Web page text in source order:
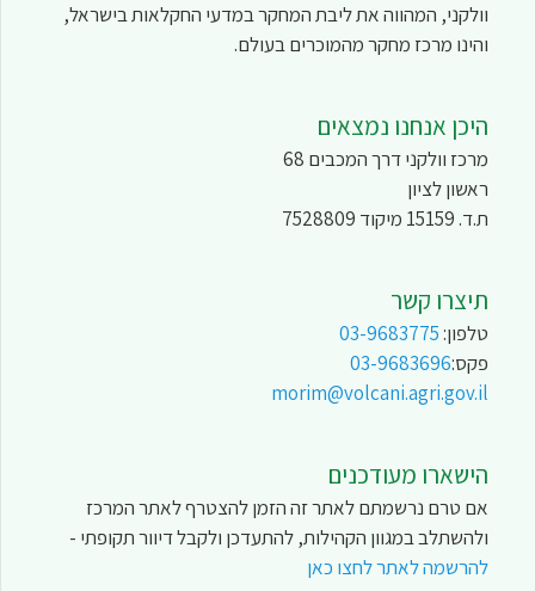
וולקני, המהווה את ליבת המחקר במדעי החקלאות בישראל,
והינו מרכז מחקר מהמוכרים בעולם.
היכן אנחנו נמצאים
מרכז וולקני דרך המכבים 68
ראשון לציון
ת.ד. 15159 מיקוד 7528809
תיצרו קשר
טלפון:03-9683775
פקס:03-9683696
morim@volcani.agri.gov.il
הישארו מעודכנים
אם טרם נרשמתם לאתר זה הזמן להצטרף לאתר המרכז
ולהשתלב במגוון הקהילות, להתעדכן ולקבל דיוור תקופתי -
להרשמה לאתר לחצו כאן